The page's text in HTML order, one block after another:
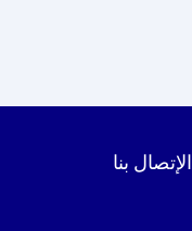
الإتصال بنا